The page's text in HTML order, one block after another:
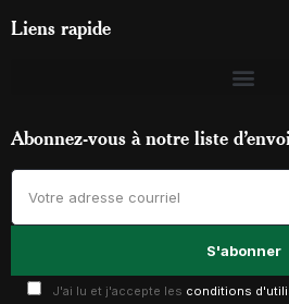
Liens rapide
Abonnez-vous à notre liste
J'ai lu et j'accepte les conditions